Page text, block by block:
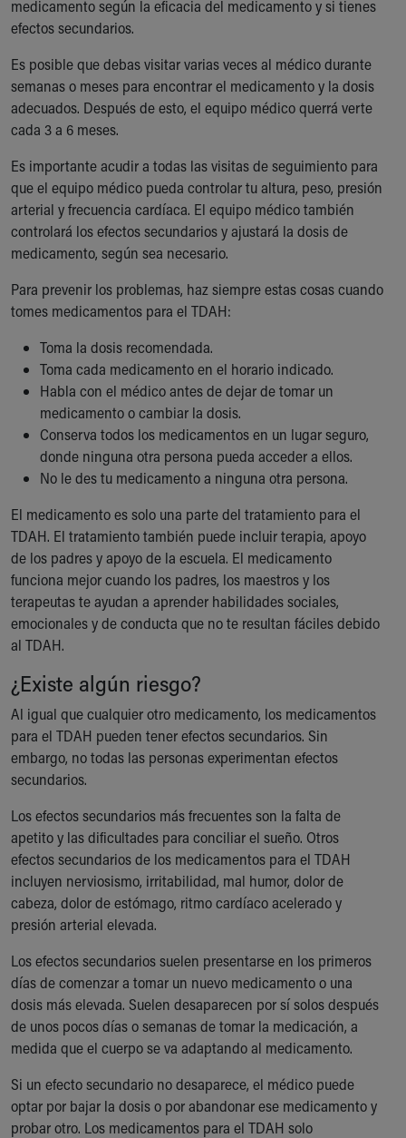
medicamento según la eficacia del medicamento y si tienes
efectos secundarios.
Es posible que debas visitar varias veces al médico durante
semanas o meses para encontrar el medicamento y la dosis
adecuados. Después de esto, el equipo médico querrá verte
cada 3 a 6 meses.
Es importante acudir a todas las visitas de seguimiento para
que el equipo médico pueda controlar tu altura, peso, presión
arterial y frecuencia cardíaca. El equipo médico también
controlará los efectos secundarios y ajustará la dosis de
medicamento, según sea necesario.
Para prevenir los problemas, haz siempre estas cosas cuando
tomes medicamentos para el TDAH:
Toma la dosis recomendada.
Toma cada medicamento en el horario indicado.
Habla con el médico antes de dejar de tomar un
medicamento o cambiar la dosis.
Conserva todos los medicamentos en un lugar seguro,
donde ninguna otra persona pueda acceder a ellos.
No le des tu medicamento a ninguna otra persona.
El medicamento es solo una parte del tratamiento para el
TDAH. El tratamiento también puede incluir terapia, apoyo
de los padres y apoyo de la escuela. El medicamento
funciona mejor cuando los padres, los maestros y los
terapeutas te ayudan a aprender habilidades sociales,
emocionales y de conducta que no te resultan fáciles debido
al TDAH.
¿Existe algún riesgo?
Al igual que cualquier otro medicamento, los medicamentos
para el TDAH pueden tener efectos secundarios. Sin
embargo, no todas las personas experimentan efectos
secundarios.
Los efectos secundarios más frecuentes son la falta de
apetito y las dificultades para conciliar el sueño. Otros
efectos secundarios de los medicamentos para el TDAH
incluyen nerviosismo, irritabilidad, mal humor, dolor de
cabeza, dolor de estómago, ritmo cardíaco acelerado y
presión arterial elevada.
Los efectos secundarios suelen presentarse en los primeros
días de comenzar a tomar un nuevo medicamento o una
dosis más elevada. Suelen desaparecen por sí solos después
de unos pocos días o semanas de tomar la medicación, a
medida que el cuerpo se va adaptando al medicamento.
Si un efecto secundario no desaparece, el médico puede
optar por bajar la dosis o por abandonar ese medicamento y
probar otro. Los medicamentos para el TDAH solo